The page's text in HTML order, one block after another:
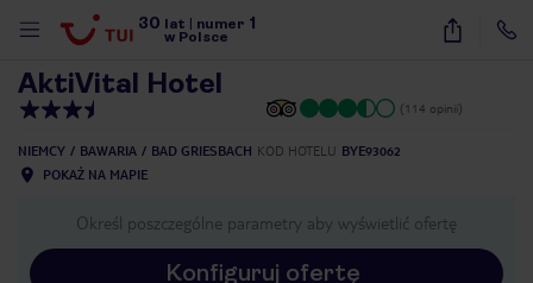
30 lat numer 1
w Polsce
35
AktiVital Hotel
(114 opinii)
NIEMCY BAWARIA BAD GRIESBACH KOD HOTELU BYE93062
POKAŻ NA MAPIE
Określ poszczególne parametry aby wyświetlić ofertę
Konfiguruj ofertę